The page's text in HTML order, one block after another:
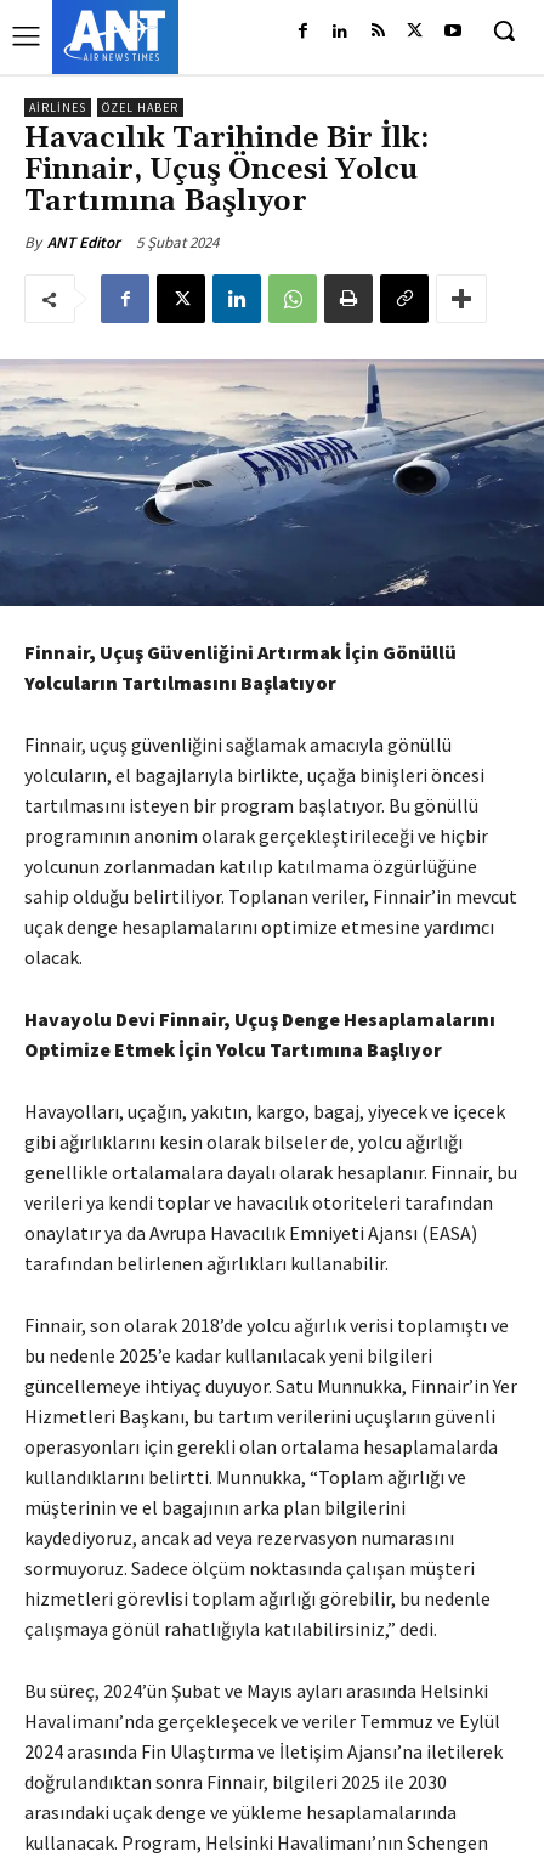
AIRLINES ÖZEL HABER
Havacılık Tarihinde Bir İlk:
Finnair, Uçuş Öncesi Yolcu
Tartımına Başlıyor
By ANT Editor 5 Şubat 2024
Finnair, Uçuş Güvenliğini Artırmak İçin Gönüllü
Yolcuların Tartılmasını Başlatıyor
Finnair, uçuş güvenliğini sağlamak amacıyla gönüllü
yolcuların, el bagajlarıyla birlikte, uçağa binişleri öncesi
tartılmasını isteyen bir program başlatıyor. Bu gönüllü
programının anonim olarak gerçekleştirileceği ve hiçbir
yolcunun zorlanmadan katılıp katılmama özgürlüğüne
sahip olduğu belirtiliyor. Toplanan veriler, Finnair’in mevcut
uçak denge hesaplamalarını optimize etmesine yardımcı
olacak.
Havayolu Devi Finnair, Uçuş Denge Hesaplamalarını
Optimize Etmek İçin Yolcu Tartımına Başlıyor
Havayolları, uçağın, yakıtın, kargo, bagaj, yiyecek ve içecek
gibi ağırlıklarını kesin olarak bilseler de, yolcu ağırlığı
genellikle ortalamalara dayalı olarak hesaplanır. Finnair, bu
verileri ya kendi toplar ve havacılık otoriteleri tarafından
onaylatır ya da Avrupa Havacılık Emniyeti Ajansı (EASA)
tarafından belirlenen ağırlıkları kullanabilir.
Finnair, son olarak 2018’de yolcu ağırlık verisi toplamıştı ve
bu nedenle 2025’e kadar kullanılacak yeni bilgileri
güncellemeye ihtiyaç duyuyor. Satu Munnukka, Finnair’in Yer
Hizmetleri Başkanı, bu tartım verilerini uçuşların güvenli
operasyonları için gerekli olan ortalama hesaplamalarda
kullandıklarını belirtti. Munnukka, “Toplam ağırlığı ve
müşterinin ve el bagajının arka plan bilgilerini
kaydediyoruz, ancak ad veya rezervasyon numarasını
sormuyoruz. Sadece ölçüm noktasında çalışan müşteri
hizmetleri görevlisi toplam ağırlığı görebilir, bu nedenle
çalışmaya gönül rahatlığıyla katılabilirsiniz,” dedi.
Bu süreç, 2024’ün Şubat ve Mayıs ayları arasında Helsinki
Havalimanı’nda gerçekleşecek ve veriler Temmuz ve Eylül
2024 arasında Fin Ulaştırma ve İletişim Ajansı’na iletilerek
doğrulandıktan sonra Finnair, bilgileri 2025 ile 2030
arasındaki uçak denge ve yükleme hesaplamalarında
kullanacak. Program, Helsinki Havalimanı’nın Schengen